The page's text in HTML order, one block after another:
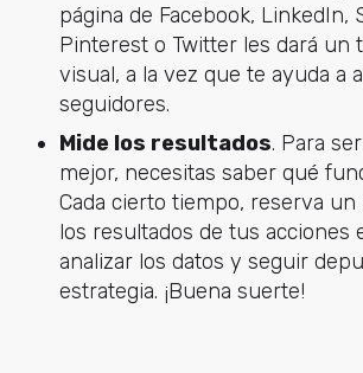
página de Facebook, LinkedIn,
Pinterest o Twitter les dará un
visual, a la vez que te ayuda a
seguidores.
Mide los resultados. Para
mejor, necesitas saber qué
Cada cierto tiempo, reserva
los resultados de tus acciones
analizar los datos y seguir
estrategia. ¡Buena suerte!